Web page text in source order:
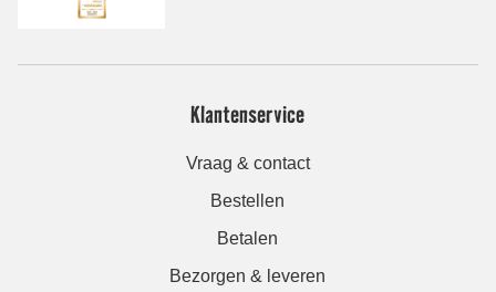
Klantenservice
Vraag & contact
Bestellen
Betalen
Bezorgen & leveren